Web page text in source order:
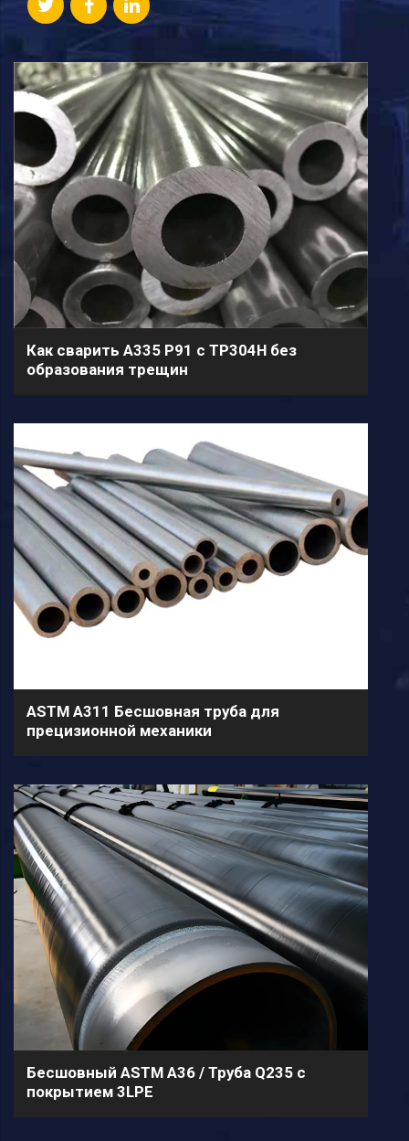
Как сварить A335 P91 с TP304H без
образования трещин
ASTM A311 Бесшовная труба для
прецизионной механики
Бесшовный ASTM A36 / Труба Q235 с
покрытием 3LPE